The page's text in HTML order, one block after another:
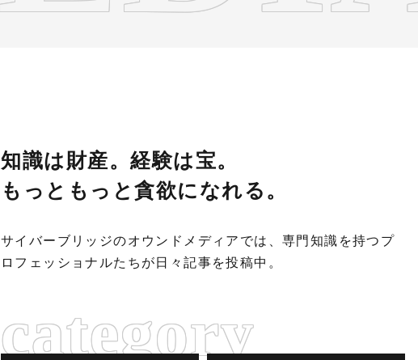
知識は財産。 経験は宝。
も っ と も っ と貪欲になれる。
サイバーブリッジのオウンドメディアでは、専門知識を持つプ
ロフェッショナルたちが日々記事を投稿中。